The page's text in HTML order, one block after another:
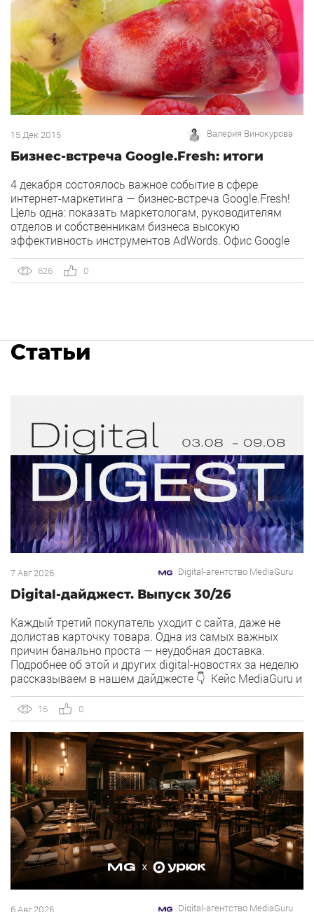
15 Дек 2015 Валерия Винокурова
Бизнес-встреча Google.Fresh: итоги
4 декабря состоялось важное событие в сфере
интернет-маркетинга — бизнес-встреча Google.Fresh!
Цель одна: показать маркетологам, руководителям
отделов и собственникам бизнеса высокую
эффективность инструментов AdWords. Офис Google
больше 4-х сотен заявок. Такого интереса, кажется,
никто из нас не ожидал. Из-за ограниченного
626 0
Статьи
7 Авг 2026 Digital-агентство MediaGuru
Digital-дайджест. Выпуск 30/26
Каждый третий покупатель уходит с сайта, даже не
долистав карточку товара. Одна из самых важных
причин банально проста — неудобная доставка.
Подробнее об этой и других digital-новостях за неделю
рассказываем в нашем дайджесте 👇 Кейс MediaGuru и
Агентство продвигает ресторан OSH by Урюк в
геоперформансе […]
16 0
6 Авг 2026 Digital-агентство MediaGuru